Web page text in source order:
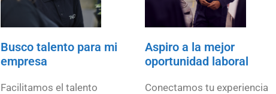
Busco talento para mi
empresa
Facilitamos el talento
Aspiro a la mejor
oportunidad laboral
Conectamos tu experiencia